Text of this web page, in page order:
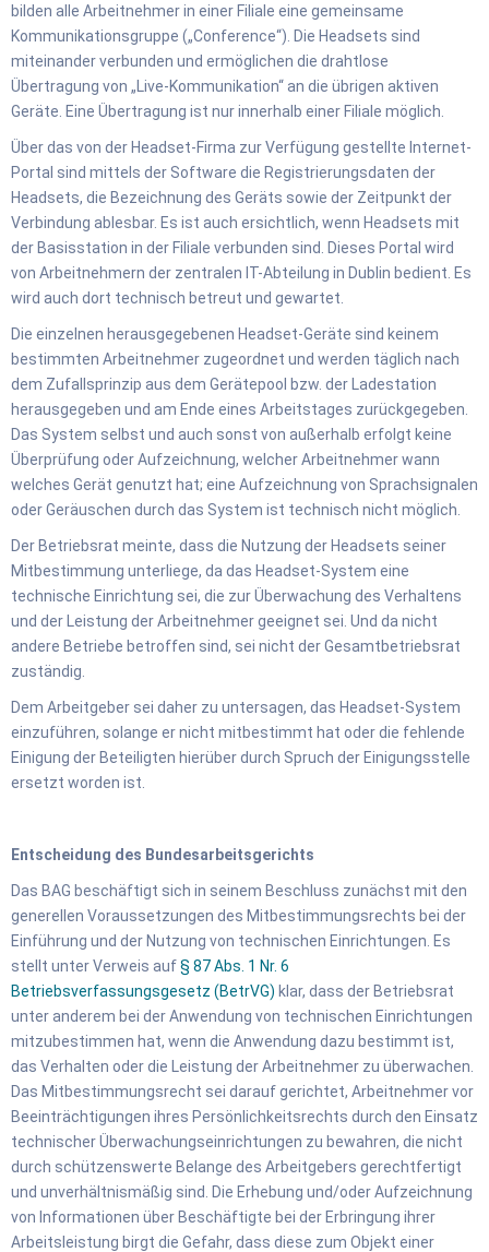
bilden alle Arbeitnehmer in einer Filiale eine gemeinsame
Kommunikationsgruppe („Conference“). Die Headsets sind
miteinander verbunden und ermöglichen die drahtlose
Übertragung von „Live-Kommunikation“ an die übrigen aktiven
Geräte. Eine Übertragung ist nur innerhalb einer Filiale möglich.
Über das von der Headset-Firma zur Verfügung gestellte Internet-
Portal sind mittels der Software die Registrierungsdaten der
Headsets, die Bezeichnung des Geräts sowie der Zeitpunkt der
Verbindung ablesbar. Es ist auch ersichtlich, wenn Headsets mit
der Basisstation in der Filiale verbunden sind. Dieses Portal wird
von Arbeitnehmern der zentralen IT-Abteilung in Dublin bedient. Es
wird auch dort technisch betreut und gewartet.
Die einzelnen herausgegebenen Headset-Geräte sind keinem
bestimmten Arbeitnehmer zugeordnet und werden täglich nach
dem Zufallsprinzip aus dem Gerätepool bzw. der Ladestation
herausgegeben und am Ende eines Arbeitstages zurückgegeben.
Das System selbst und auch sonst von außerhalb erfolgt keine
Überprüfung oder Aufzeichnung, welcher Arbeitnehmer wann
welches Gerät genutzt hat; eine Aufzeichnung von Sprachsignalen
oder Geräuschen durch das System ist technisch nicht möglich.
Der Betriebsrat meinte, dass die Nutzung der Headsets seiner
Mitbestimmung unterliege, da das Headset-System eine
technische Einrichtung sei, die zur Überwachung des Verhaltens
und der Leistung der Arbeitnehmer geeignet sei. Und da nicht
andere Betriebe betroffen sind, sei nicht der Gesamtbetriebsrat
zuständig.
Dem Arbeitgeber sei daher zu untersagen, das Headset-System
einzuführen, solange er nicht mitbestimmt hat oder die fehlende
Einigung der Beteiligten hierüber durch Spruch der Einigungsstelle
ersetzt worden ist.
Entscheidung des Bundesarbeitsgerichts
Das BAG beschäftigt sich in seinem Beschluss zunächst mit den
generellen Voraussetzungen des Mitbestimmungsrechts bei der
Einführung und der Nutzung von technischen Einrichtungen. Es
stellt unter Verweis auf§ 87 Abs. 1 Nr. 6
Betriebsverfassungsgesetz (BetrVG) klar, dass der Betriebsrat
unter anderem bei der Anwendung von technischen Einrichtungen
mitzubestimmen hat, wenn die Anwendung dazu bestimmt ist,
das Verhalten oder die Leistung der Arbeitnehmer zu überwachen.
Das Mitbestimmungsrecht sei darauf gerichtet, Arbeitnehmer vor
Beeinträchtigungen ihres Persönlichkeitsrechts durch den Einsatz
technischer Überwachungseinrichtungen zu bewahren, die nicht
durch schützenswerte Belange des Arbeitgebers gerechtfertigt
und unverhältnismäßig sind. Die Erhebung und/oder Aufzeichnung
von Informationen über Beschäftigte bei der Erbringung ihrer
Arbeitsleistung birgt die Gefahr, dass diese zum Objekt einer